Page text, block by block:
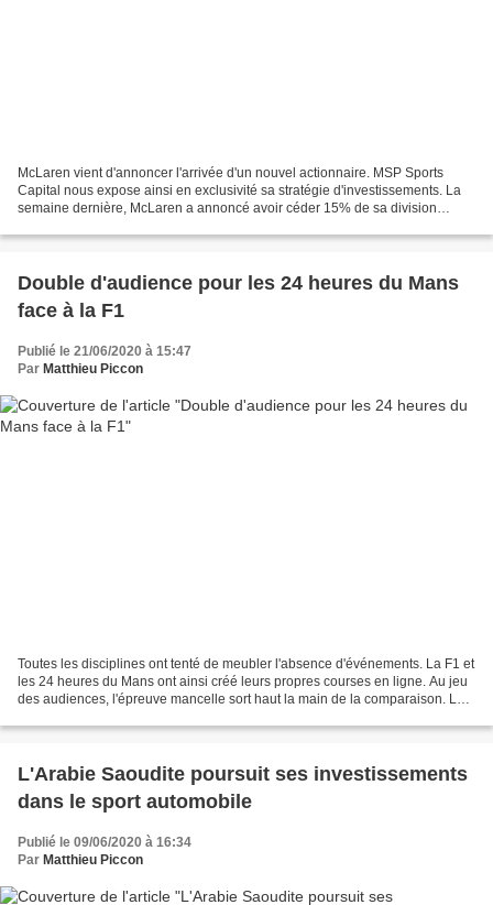
McLaren vient d'annoncer l'arrivée d'un nouvel actionnaire. MSP Sports
Capital nous expose ainsi en exclusivité sa stratégie d'investissements. La
semaine dernière, McLaren a annoncé avoir céder 15% de sa division
Double d'audience pour les 24 heures du Mans
face à la F1
Publié le 21/06/2020 à 15:47
Par Matthieu Piccon
Toutes les disciplines ont tenté de meubler l'absence d'événements. La F1 et
les 24 heures du Mans ont ainsi créé leurs propres courses en ligne. Au jeu
des audiences, l'épreuve mancelle sort haut la main de la comparaison. Le
L'Arabie Saoudite poursuit ses investissements
dans le sport automobile
Publié le 09/06/2020 à 16:34
Par Matthieu Piccon